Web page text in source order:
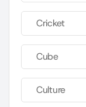
Cricket
Cube
Culture